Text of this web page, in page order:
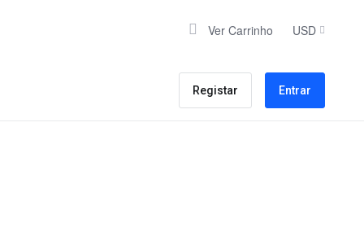
Ver Carrinho USD
Registar Entrar